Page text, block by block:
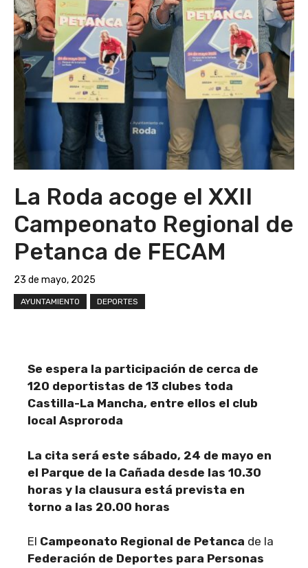
La Roda acoge el XXII
Campeonato Regional de
Petanca de FECAM
23 de mayo, 2025
AYUNTAMIENTO DEPORTES
Se espera la participación de cerca de
120 deportistas de 13 clubes toda
Castilla-La Mancha, entre ellos el club
local Asproroda
La cita será este sábado, 24 de mayo en
el Parque de la Cañada desde las 10.30
horas y la clausura está prevista en
torno a las 20.00 horas
El Campeonato Regional de Petanca de la
Federación de Deportes para Personas